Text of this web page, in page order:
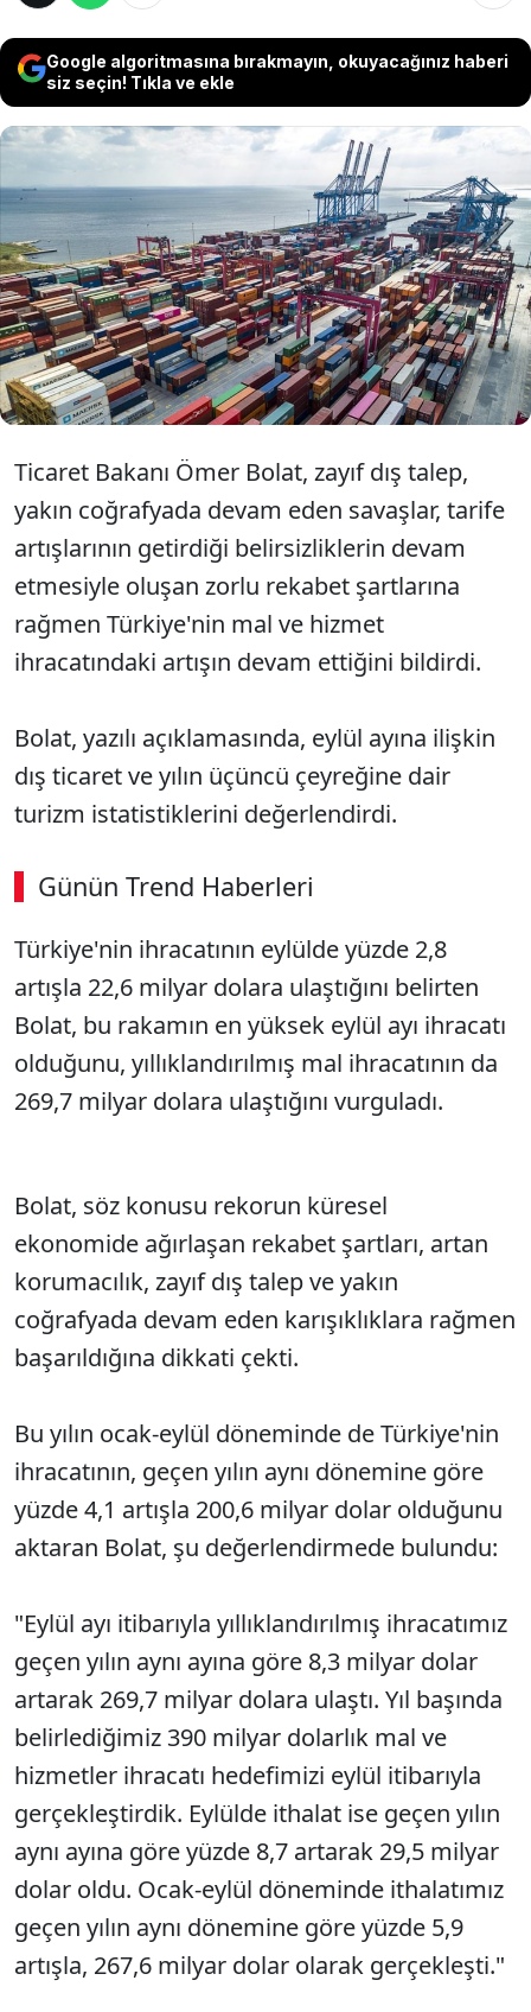
Google algoritmasına bırakmayın, okuyacağınız haberi
siz seçin! Tıkla ve ekle
Ticaret Bakanı Ömer Bolat, küresel belirsizlikler,
zayıf dış talep ve bölgesel savaşlara rağmen
Türkiye’nin mal ve hizmet ihracatındaki artışın
devam ettiğini belirtti. Bolat, eylül ayında 22,6
milyar dolarla 'tüm zamanların en yüksek eylül
ihracatı'nın gerçekleştiğini açıkladı.
Ticaret Bakanı Ömer Bolat, zayıf dış talep,
yakın coğrafyada devam eden savaşlar, tarife
artışlarının getirdiği belirsizliklerin devam
etmesiyle oluşan zorlu rekabet şartlarına
rağmen Türkiye'nin mal ve hizmet
ihracatındaki artışın devam ettiğini bildirdi.
Bolat, yazılı açıklamasında, eylül ayına ilişkin
dış ticaret ve yılın üçüncü çeyreğine dair
turizm istatistiklerini değerlendirdi.
Günün Trend Haberleri
Türkiye'nin ihracatının eylülde yüzde 2,8
artışla 22,6 milyar dolara ulaştığını belirten
Bolat, bu rakamın en yüksek eylül ayı ihracatı
olduğunu, yıllıklandırılmış mal ihracatının da
269,7 milyar dolara ulaştığını vurguladı.
Bolat, söz konusu rekorun küresel
ekonomide ağırlaşan rekabet şartları, artan
korumacılık, zayıf dış talep ve yakın
coğrafyada devam eden karışıklıklara rağmen
başarıldığına dikkati çekti.
Bu yılın ocak-eylül döneminde de Türkiye'nin
ihracatının, geçen yılın aynı dönemine göre
yüzde 4,1 artışla 200,6 milyar dolar olduğunu
aktaran Bolat, şu değerlendirmede bulundu:
"Eylül ayı itibarıyla yıllıklandırılmış ihracatımız
geçen yılın aynı ayına göre 8,3 milyar dolar
artarak 269,7 milyar dolara ulaştı. Yıl başında
belirlediğimiz 390 milyar dolarlık mal ve
hizmetler ihracatı hedefimizi eylül itibarıyla
gerçekleştirdik. Eylülde ithalat ise geçen yılın
aynı ayına göre yüzde 8,7 artarak 29,5 milyar
dolar oldu. Ocak-eylül döneminde ithalatımız
geçen yılın aynı dönemine göre yüzde 5,9
artışla, 267,6 milyar dolar olarak gerçekleşti."